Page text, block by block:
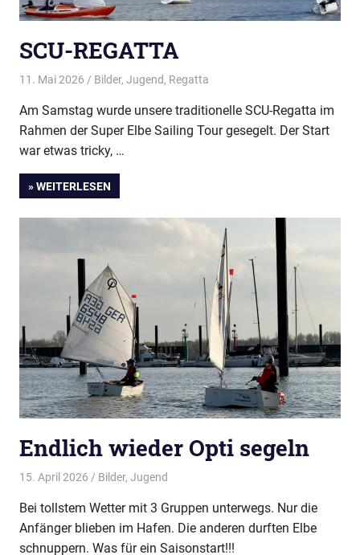
SCU-REGATTA
11. Mai 2026 Thees
Bilder, Jugend, Regatta
Am Samstag wurde unsere traditionelle SCU-Regatta im
Rahmen der Super Elbe Sailing Tour gesegelt. Der Start
war etwas tricky, …
» WEITERLESEN
Endlich wieder Opti segeln
15. April 2026 Thees
Bilder, Jugend
Bei tollstem Wetter mit 3 Gruppen unterwegs. Nur die
Anfänger blieben im Hafen. Die anderen durften Elbe
schnuppern. Was für ein Saisonstart!!!